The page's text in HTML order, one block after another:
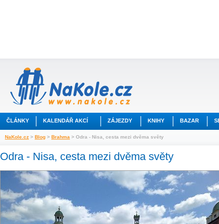
ČLÁNKY KALENDÁŘ AKCÍ ZÁJEZDY KNIHY BAZAR
NaKole.cz > Blog > Brahma > Odra - Nisa, cesta mezi dvěma světy
Odra - Nisa, cesta mezi dvěma světy